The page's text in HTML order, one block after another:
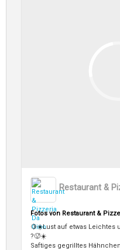
Restaurant &
Fotos von Restaurant &
🍋☀️Lust auf etwas Leichtes
?🥵☀️
Saftiges gegrilltes Hähnchen